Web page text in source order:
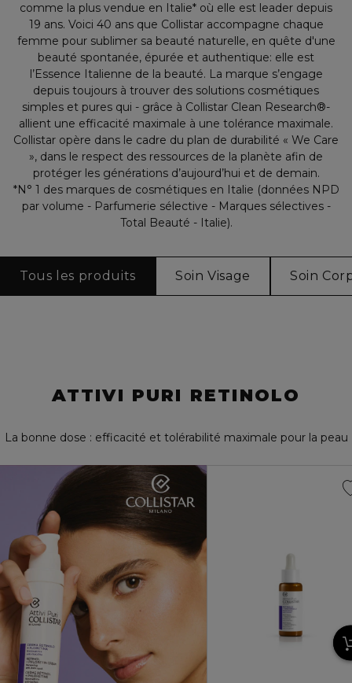
comme la plus vendue en Italie* où elle est leader depuis
19 ans. Voici 40 ans que Collistar accompagne chaque
femme pour sublimer sa beauté naturelle, en quête d'une
beauté spontanée, épurée et authentique: elle est
l’Essence Italienne de la beauté. La marque s’engage
depuis toujours à trouver des solutions cosmétiques
simples et pures qui - grâce à Collistar Clean Research®-
allient une efficacité maximale à une tolérance maximale.
Collistar opère dans le cadre du plan de durabilité « We Care
», dans le respect des ressources de la planète afin de
protéger les générations d’aujourd’hui et de demain.
*N° 1 des marques de cosmétiques en Italie (données NPD
par volume - Parfumerie sélective - Marques sélectives -
Total Beauté - Italie).
Tous les produits Soin Visage Soin
ATTIVI PURI RETINOLO
La bonne dose : efficacité et tolérabilité maximale pour la peau